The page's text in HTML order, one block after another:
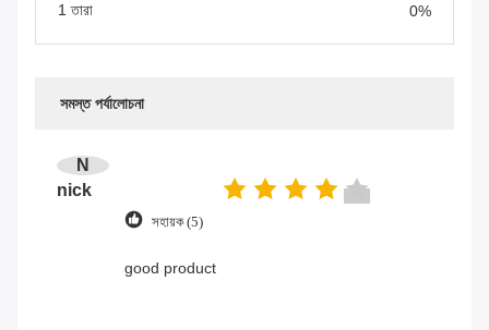
1 তারা
0%
সমস্ত পর্যালোচনা
N
nick
সহায়ক (5)
good product